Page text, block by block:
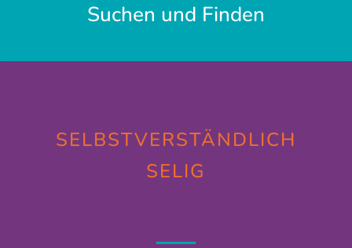
Suchen und Finden
SELBSTVERSTÄNDLICH
SELIG